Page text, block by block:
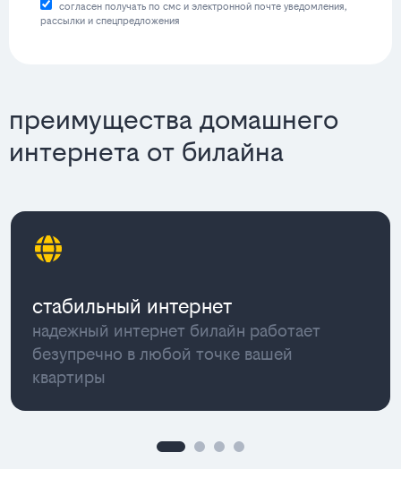
согласен получать по смс и электронной почте уведомления,
рассылки и спецпредложения
преимущества домашнего
интернета от билайна
стабильный интернет
надежный интернет билайн работает
безупречно в любой точке вашей
квартиры